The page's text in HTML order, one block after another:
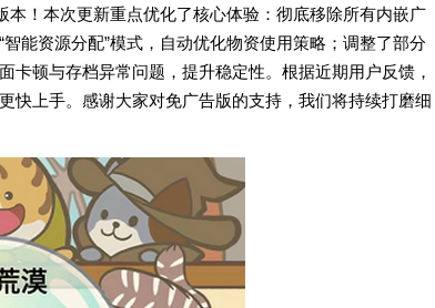
本！本次更新重点优化了核心体验：彻底移除所有内嵌广
能资源分配”模式，自动优化物资使用策略；调整了部分
顿与存档异常问题，提升稳定性。根据近期用户反馈，
快上手。感谢大家对免广告版的支持，我们将持续打磨细